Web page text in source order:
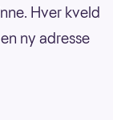
Hver kveld
ny adresse